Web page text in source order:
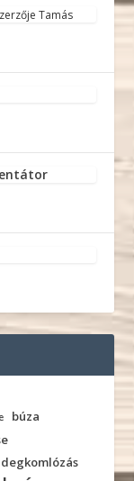
Tamás
búza